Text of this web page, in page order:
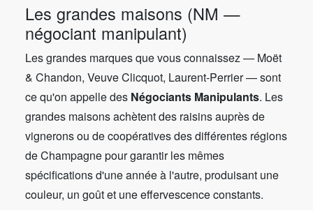
Les grandes maisons (NM —
négociant manipulant)
Les grandes marques que vous connaissez — Moët
& Chandon, Veuve Clicquot, Laurent-Perrier — sont
ce qu'on appelle des Négociants Manipulants. Les
grandes maisons achètent des raisins auprès de
vignerons ou de coopératives des différentes régions
de Champagne pour garantir les mêmes
spécifications d'une année à l'autre, produisant une
couleur, un goût et une effervescence constants.